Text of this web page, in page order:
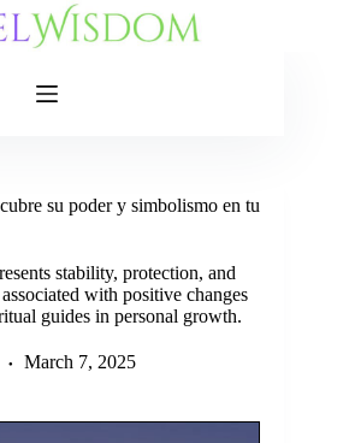
su poder y simbolismo en tu
stability, protection, and
with positive changes
guides in personal growth.
March 7, 2025